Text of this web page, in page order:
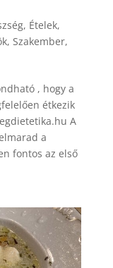
, Ételek,
, Szakember,
, hogy a
étkezik
A
a
fontos az első